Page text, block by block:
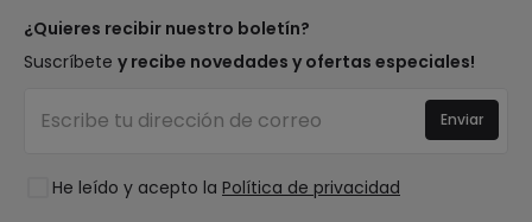
¿Eres profesional?
Tiendas
Preguntas frecuentes
Iniciar sesión
Calculadora de ahorro LED
Presupuestos
Iluminación para empresas
Top Marcas
Espacios
Colecciones
LoveYouGreen
¿Quieres recibir nuestro boletín?
Suscríbete y recibe novedades y ofertas especiales!
He leído y acepto la Política de privacidad
Enviar